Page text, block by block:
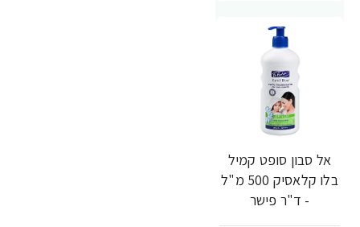
אל סבון סופט קמיל
בלו קלאסיק 500 מ"ל
- ד"ר פישר